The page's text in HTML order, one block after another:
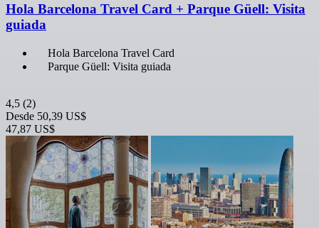
Hola Barcelona Travel Card + Parque Güell: Visita
guiada
Hola Barcelona Travel Card
Parque Güell: Visita guiada
4,5 (2)
Desde 50,39 US$
47,87 US$